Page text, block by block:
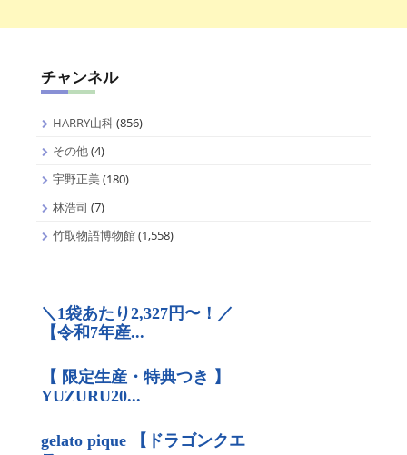
チャンネル
HARRY山科(856)
その他(4)
宇野正美(180)
林浩司 (7)
竹取物語博物館(1,558)